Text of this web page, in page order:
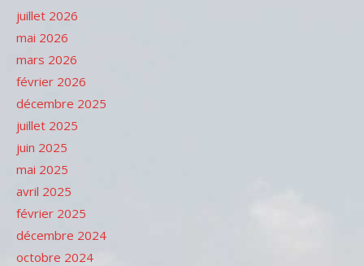
juillet 2026
mai 2026
mars 2026
février 2026
décembre 2025
juillet 2025
juin 2025
mai 2025
avril 2025
février 2025
décembre 2024
octobre 2024